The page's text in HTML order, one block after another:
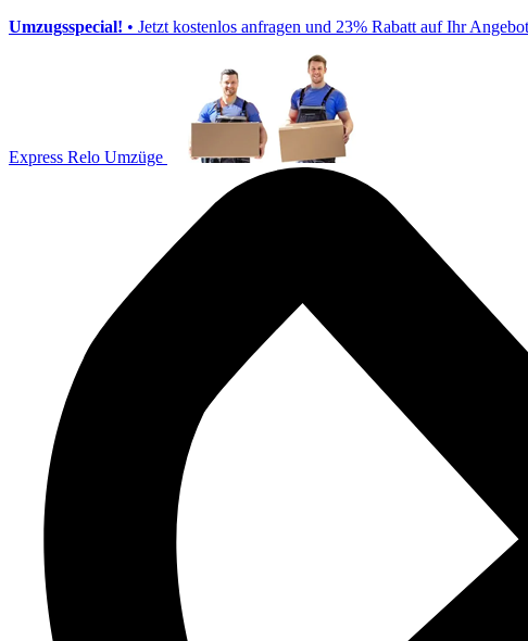
Umzugsspecial! • Jetzt kostenlos anfragen und 23% Rabatt auf Ihr
Express Relo Umzüge